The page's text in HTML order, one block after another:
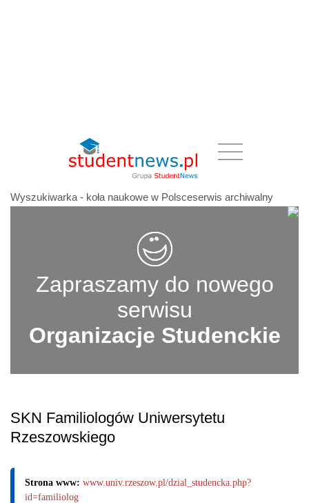
Wyszukiwarka - koła naukowe w Polsceserwis archiwalny
Zapraszamy do nowego
serwisu
Organizacje Studenckie
SKN Familiologów Uniwersytetu
Rzeszowskiego
Strona www: www.univ.rzeszow.pl/dzial_studencka.php?
id=familiolog